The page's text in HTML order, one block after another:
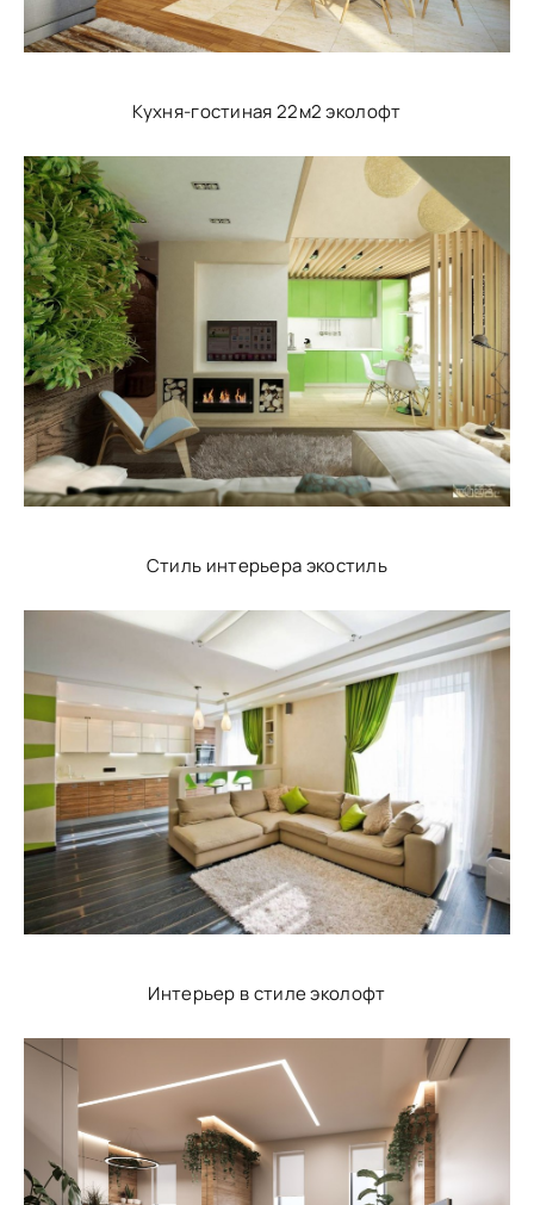
Кухня-гостиная 22м2 эколофт
Стиль интерьера экостиль
Интерьер в стиле эколофт